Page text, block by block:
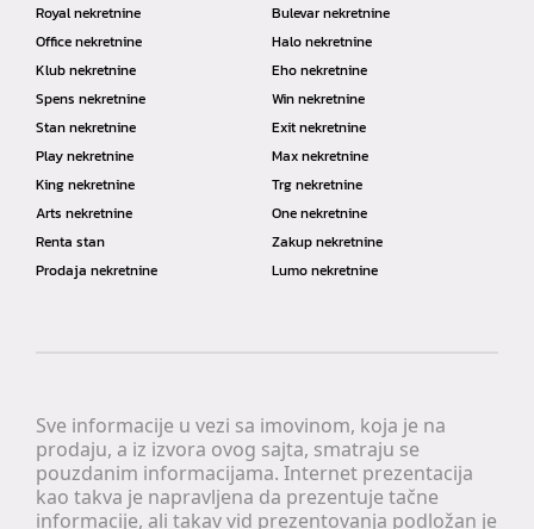
Sve informacije u vezi sa imovinom, koja je na
prodaju, a iz izvora ovog sajta, smatraju se
pouzdanim informacijama. Internet prezentacija
kao takva je napravljena da prezentuje tačne
informacije, ali takav vid prezentovanja podložan je
Royal nekretnine
Bulevar nekretnine
Office nekretnine
Halo nekretnine
Klub nekretnine
Eho nekretnine
Spens nekretnine
Win nekretnine
Stan nekretnine
Exit nekretnine
Play nekretnine
Max nekretnine
King nekretnine
Trg nekretnine
Arts nekretnine
One nekretnine
Renta stan
Zakup nekretnine
Prodaja nekretnine
Lumo nekretnine